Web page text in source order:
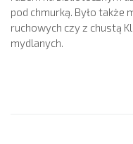
pod chmurką. Było także
ruchowych czy z chustą
mydlanych.